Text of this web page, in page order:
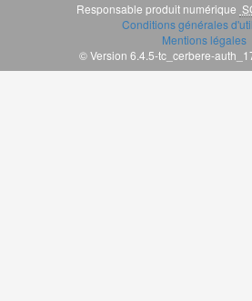
Responsable produit numérique
Conditions générales
Mentions légales
© Version 6.4.5-tc_cerbere-